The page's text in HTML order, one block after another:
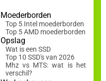
Moederborden
Top 5 Intel moederborden
Top 5 AMD moederborden
Opslag
Wat is een SSD
Top 10 SSD's van 2026
Mhz vs MTS: wat is het
verschil?